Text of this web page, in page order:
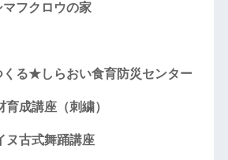
フクロウの家
くる★しらおい食育防災センター
育成講座（刺繍）
ヌ古式舞踊講座